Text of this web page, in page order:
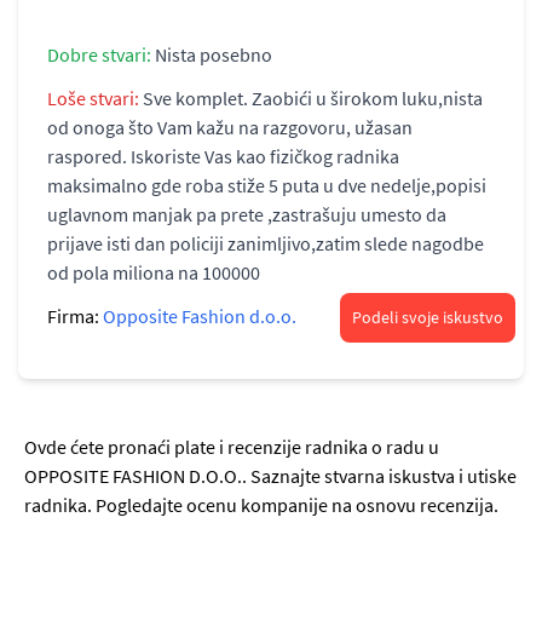
Dobre stvari: Nista posebno
Loše stvari: Sve komplet. Zaobići u širokom luku,nista
od onoga što Vam kažu na razgovoru, užasan
raspored. Iskoriste Vas kao fizičkog radnika
maksimalno gde roba stiže 5 puta u dve nedelje,popisi
uglavnom manjak pa prete ,zastrašuju umesto da
prijave isti dan policiji zanimljivo,zatim slede nagodbe
od pola miliona na 100000
Firma: Opposite Fashion d.o.o.
Ovde ćete pronaći plate i recenzije radnika o radu u
OPPOSITE FASHION D.O.O.. Saznajte stvarna iskustva i utiske
radnika. Pogledajte ocenu kompanije na osnovu recenzija.
Podeli svoje iskustvo